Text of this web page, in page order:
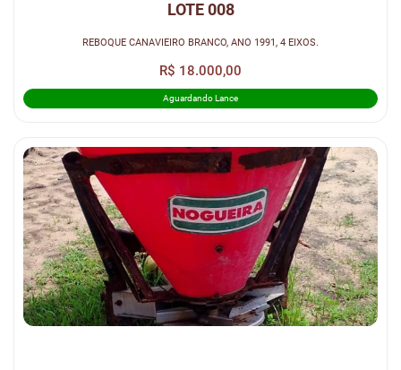
LOTE 008
REBOQUE CANAVIEIRO BRANCO, ANO 1991, 4 EIXOS.
R$ 18.000,00
Aguardando Lance